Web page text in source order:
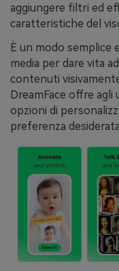
aggiungere filtri ed
caratteristiche del
È un modo semplice
media per dare vita
contenuti
DreamFace offre
opzioni di
preferenza